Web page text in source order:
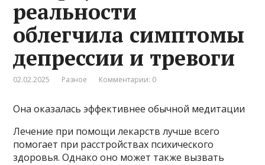
реальности
облегчила симптомы
депрессии и тревоги
02.02.2025 Разное Комментарии: 0
Она оказалась эффективнее обычной медитации
Лечение при помощи лекарств лучше всего
помогает при расстройствах психического
здоровья. Однако оно может также вызвать